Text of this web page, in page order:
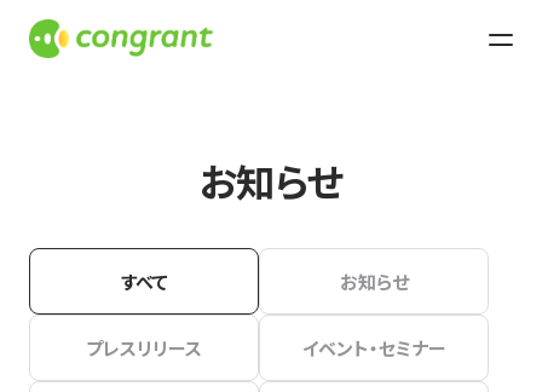
お知らせ
すべて お知らせ
プレスリリース イベント・セミナー